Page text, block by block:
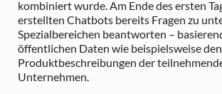
kombiniert wurde. Am Ende des ersten
erstellten Chatbots bereits Fragen zu
Spezialbereichen beantworten –
öffentlichen Daten wie beispielsweise
Produktbeschreibungen der
Unternehmen.